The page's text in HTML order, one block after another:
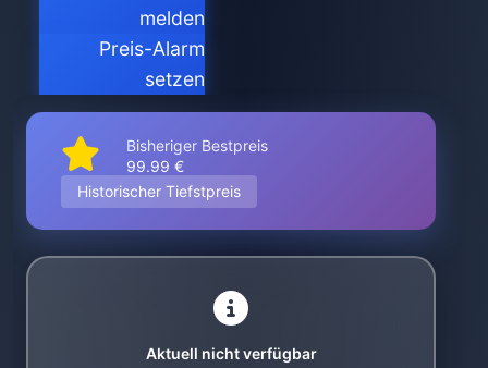
melden
Preis-Alarm
setzen
Bisheriger Bestpreis
99.99 €
Historischer Tiefstpreis
Aktuell nicht verfügbar